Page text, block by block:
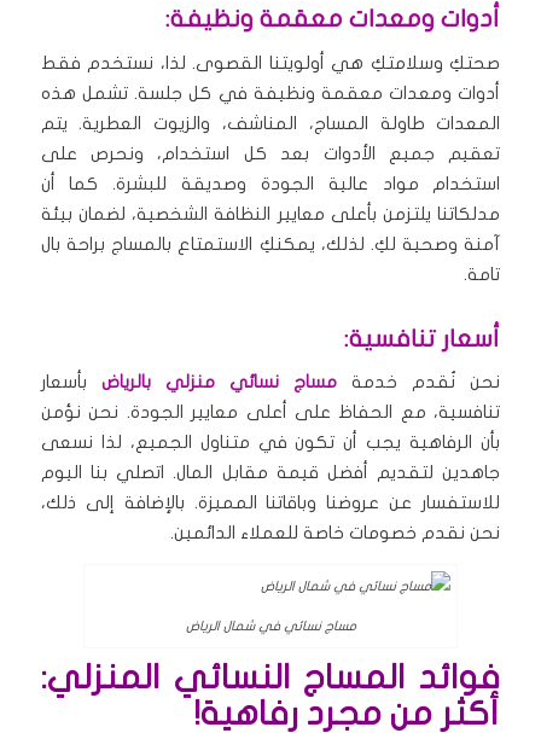
أدوات ومعدات معقمة ونظيفة:
صحتكِ وسلامتكِ هي أولويتنا القصوى. لذا، نستخدم فقط
أدوات ومعدات معقمة ونظيفة في كل جلسة. تشمل هذه
المعدات طاولة المساج، المناشف، والزيوت العطرية. يتم
تعقيم جميع الأدوات بعد كل استخدام، ونحرص على
استخدام مواد عالية الجودة وصديقة للبشرة. كما أن
مدلكاتنا يلتزمن بأعلى معايير النظافة الشخصية، لضمان بيئة
آمنة وصحية لكِ. لذلك، يمكنكِ الاستمتاع بالمساج براحة بال
تامة.
أسعار تنافسية:
نحن نُقدم خدمة مساج نسائي منزلي بالرياض بأسعار
تنافسية، مع الحفاظ على أعلى معايير الجودة. نحن نؤمن
بأن الرفاهية يجب أن تكون في متناول الجميع، لذا نسعى
جاهدين لتقديم أفضل قيمة مقابل المال. اتصلي بنا اليوم
للاستفسار عن عروضنا وباقاتنا المميزة. بالإضافة إلى ذلك،
نحن نقدم خصومات خاصة للعملاء الدائمين.
مساج نسائي في شمال الرياض
فوائد المساج النسائي المنزلي:
أكثر من مجرد رفاهية!